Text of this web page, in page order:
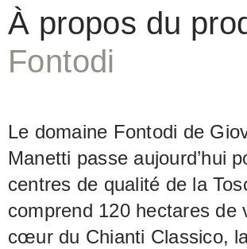
intéressant de comparer
(le Chianti Classico de la
à Panzano et le vin de la
qualité, mais opposés, dans
terroirs très différents.
plus est une pure question
À propos du
Fontodi
Le domaine Fontodi de
Manetti passe aujourd’hui
centres de qualité de la
comprend 120 hectares de
cœur du Chianti Classico,